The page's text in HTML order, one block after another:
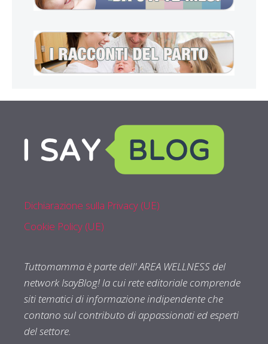
Dichiarazione sulla Privacy (UE)
Cookie Policy (UE)
Tuttomamma è parte dell' AREA WELLNESS del
network IsayBlog! la cui rete editoriale comprende
siti tematici di informazione indipendente che
contano sul contributo di appassionati ed esperti
del settore.